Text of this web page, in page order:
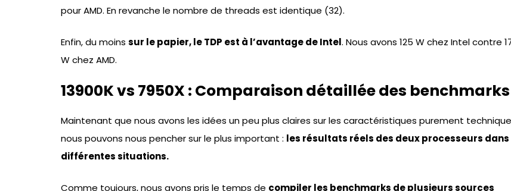
pour AMD. En revanche le nombre de threads est identique (32).
Enfin, du moins sur le papier, le TDP est à l’avantage de Intel. Nous avons 125 W chez Intel contre
W chez AMD.
13900K vs 7950X : Comparaison détaillée des benchmarks
Maintenant que nous avons les idées un peu plus claires sur les caractéristiques purement
nous pouvons nous pencher sur le plus important : les résultats réels des deux processeurs dans
différentes situations.
Comme toujours, nous avons pris le temps de compiler les benchmarks de plusieurs sources